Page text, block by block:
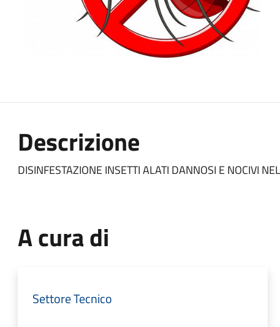
Descrizione
DISINFESTAZIONE INSETTI ALATI DANNOSI E NOCIVI
A cura di
Settore Tecnico